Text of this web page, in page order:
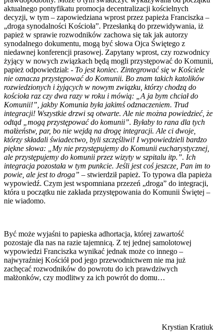
aktualnego pontyfikatu promocja decentralizacji kościelnych
decyzji, w tym – zapowiedziana wprost przez papieża Franciszka –
„droga synodalności Kościoła”. Przesłanką do przewidywania, iż
papież w sprawie rozwodników zachowa się tak jak autorzy
synodalnego dokumentu, mogą być słowa Ojca Świętego z
niedawnej konferencji prasowej. Zapytany wprost, czy rozwodnicy
żyjący w nowych związkach będą mogli przystępować do Komunii,
papież odpowiedział: - To jest koniec. Zintegrować się w Kościele
nie oznacza przystępować do Komunii. Bo znam takich katolików
rozwiedzionych i żyjących w nowym związku, którzy chodzą do
kościoła raz czy dwa razy w roku i mówią: „A ja bym chciał do
Komunii!”, jakby Komunia była jakimś odznaczeniem. Trud
integracji! Wszystkie drzwi są otwarte. Ale nie można powiedzieć, że
odtąd „mogą przystępować do komunii”. Byłaby to rana dla tych
małżeństw, par, bo nie wejdą na drogę integracji. Ale ci dwoje,
którzy składali świadectwo, byli szczęśliwi! I wypowiedzieli bardzo
piękne słowa: „My nie przystępujemy do Komunii eucharystycznej,
ale przystępujemy do komunii przez wizyty w szpitalu itp.”. Ich
integracja pozostała w tym punkcie. Jeśli jest coś jeszcze, Pan im to
powie, ale jest to droga” – stwierdził papież. To typowa dla papieża
wypowiedź. Czym jest wspomniana przezeń „droga” do integracji,
która u początku nie zakłada przystępowania do Komunii Świętej –
nie wiadomo.
Być może wyjaśni to papieska adhortacja, której zawartość
pozostaje dla nas na razie tajemnicą. Z tej jednej samolotowej
wypowiedzi Franciszka wynikać jednak może co innego –
najwyraźniej Kościół pod jego przewodnictwem nie ma już
zachęcać rozwodników do powrotu do ich prawdziwych
małżonków, czy modlitwy za ich powrót do domu…
Krystian Kratiuk